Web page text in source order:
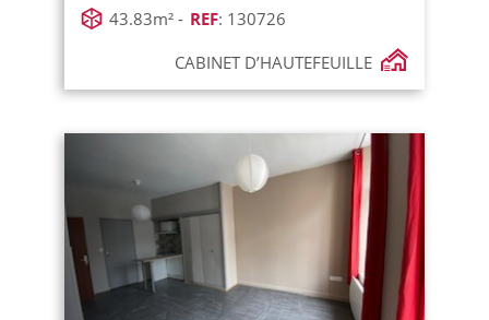
43.83m² - REF: 130726
CABINET D’HAUTEFEUILLE